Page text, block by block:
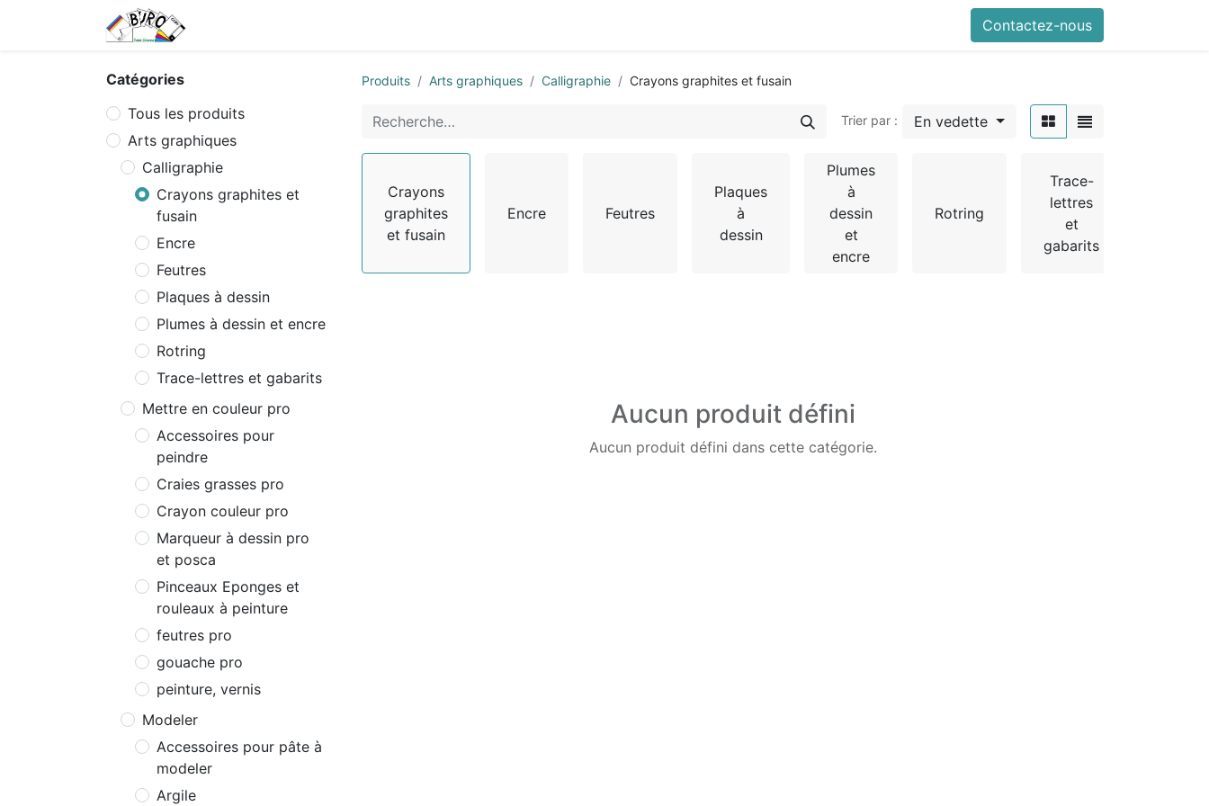
Contactez-nous
Catégories
Tous les produits
Arts graphiques
Calligraphie
Crayons graphites et
fusain
Encre
Feutres
Plaques à dessin
Plumes à dessin et encre
Rotring
Trace-lettres et gabarits
Mettre en couleur pro
Accessoires pour
peindre
Craies grasses pro
Crayon couleur pro
Marqueur à dessin pro
et posca
Pinceaux Eponges et
rouleaux à peinture
feutres pro
gouache pro
peinture, vernis
Modeler
Accessoires pour pâte à
modeler
Argile
Produits Arts graphiques Calligraphie Crayons graphites et fusain
Trier par : En vedette
Crayons
graphites
et fusain
Encre Feutres
Plaques
à
dessin
Plumes
à
dessin
et
encre
Rotring
Trace-
lettres
et
gabarits
Aucun produit défini
Aucun produit défini dans cette catégorie.